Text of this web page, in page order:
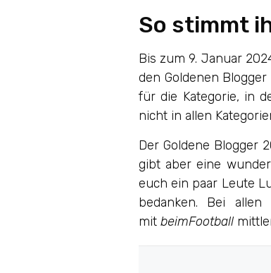
So stimmt
Bis zum 9. Januar
den Goldenen
für die Kategorie, in
nicht in allen
Der Goldene Blogger
gibt aber eine
euch ein paar Leute
bedanken. Bei
mit beimFootball